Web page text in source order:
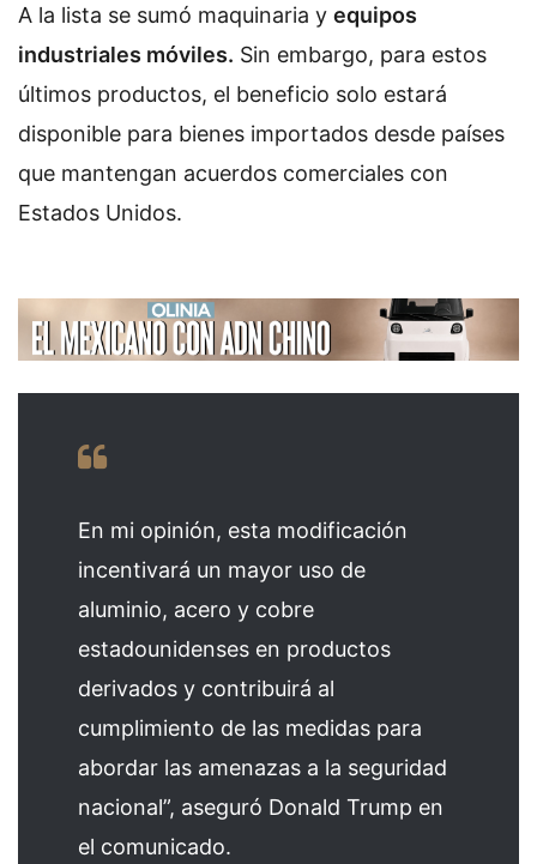
A la lista se sumó maquinaria y equipos
industriales móviles. Sin embargo, para estos
últimos productos, el beneficio solo estará
disponible para bienes importados desde países
que mantengan acuerdos comerciales con
Estados Unidos.
En mi opinión, esta modificación
incentivará un mayor uso de
aluminio, acero y cobre
estadounidenses en productos
derivados y contribuirá al
cumplimiento de las medidas para
abordar las amenazas a la seguridad
nacional”, aseguró Donald Trump en
el comunicado.